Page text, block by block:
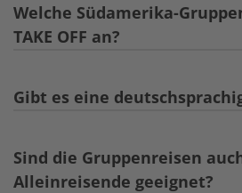
Welche Südamerika-
TAKE OFF an?
Gibt es eine
Sind die Gruppenreisen
Alleinreisende geeignet?